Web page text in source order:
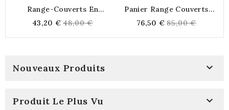
Range-Couverts En
Organiseur De Tiroir De
Cuisine Naturel Et
43,20 € Regular
price
48,00 €
Panier Range Couverts
Poser Avec Poignée
76,50 € Regular
price
85,00 €
Nouveaux Produits 
Produit Le Plus Vu 